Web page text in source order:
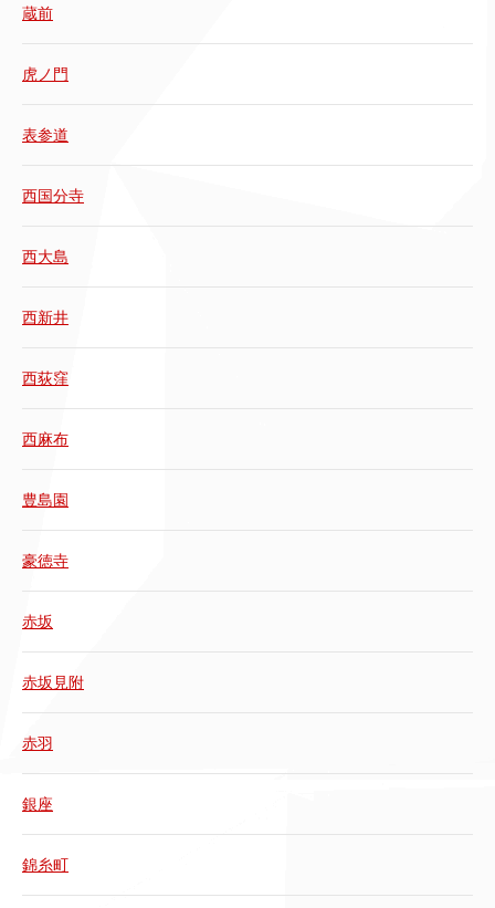
蔵前
虎ノ門
表参道
西国分寺
西大島
西新井
西荻窪
西麻布
豊島園
豪徳寺
赤坂
赤坂見附
赤羽
銀座
錦糸町